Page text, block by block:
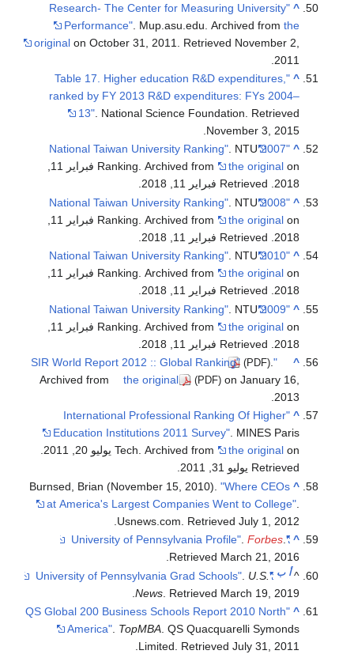
^
"Research- The Center for Measuring University
Performance" . Mup.asu.edu. Archived fromthe
original on October 31, 2011 . Retrieved November 2,
2011
^
"Table 17. Higher education R&D expenditures,
ranked by FY 2013 R&D expenditures: FYs 2004–
13" . National Science Foundation . Retrieved
November 3,
2015
^
"2007 National Taiwan University Ranking"
. NTU
Ranking. Archived from
the original
on فبراير 11,
2018. Retrieved فبراير 11, 2018
.
^
"2008 National Taiwan University Ranking"
. NTU
Ranking. Archived from
the original
2018
^
"2010 National Taiwan University Ranking"
. NTU
Ranking. Archived from
the original
2018
^
"2009 National Taiwan University Ranking"
. NTU
Ranking. Archived from
the original
2018
^
"SIR World Report 2012 :: Global Ranking"
(PDF) .
Archived from
the original (PDF) on January 16,
2013.
^
"International Professional Ranking Of Higher
Education Institutions 2011 Survey". MINES Paris
Tech. Archived from
the original on يوليو 20, 2011
.
Retrieved يوليو 31, 2011
.
^
Burnsed, Brian (November 15, 2010)."Where CEOs
at America's Largest Companies Went to College"
Usnews.com . RetrievedJuly 1, 2012
^
"University of Pennsylvania Profile"
.Forbes .
Retrieved March 21, 2016
^أ ب "University of Pennsylvania Grad Schools"
U.S.
News . Retrieved March 19, 2019
.
^
"QS Global 200 Business Schools Report 2010 North
America" TopMBA . QS Quacquarelli Symonds
Limited . RetrievedJuly 31, 2011